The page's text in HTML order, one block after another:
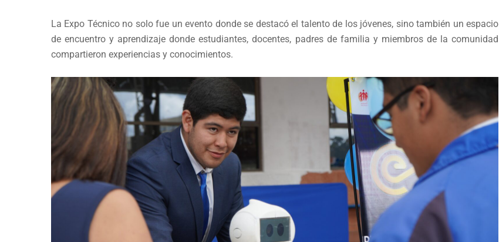
La Expo Técnico no solo fue un evento donde se destacó el talento de los jóvenes, sino también un espacio
de encuentro y aprendizaje donde estudiantes, docentes, padres de familia y miembros de la comunidad
compartieron experiencias y conocimientos.